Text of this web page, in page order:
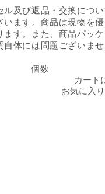
及び返品・交換につ
ます。商品は現物を優
す。また、商品パッ
体には問題ございませ
個数イタリア産 白
カート
お気に入